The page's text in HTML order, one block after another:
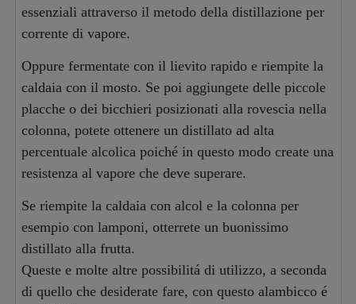
essenziali attraverso il metodo della distillazione per
corrente di vapore.
Oppure fermentate con il lievito rapido e riempite la
caldaia con il mosto. Se poi aggiungete delle piccole
placche o dei bicchieri posizionati alla rovescia nella
colonna, potete ottenere un distillato ad alta
percentuale alcolica poiché in questo modo create una
resistenza al vapore che deve superare.
Se riempite la caldaia con alcol e la colonna per
esempio con lamponi, otterrete un buonissimo
distillato alla frutta.
Queste e molte altre possibilitá di utilizzo, a seconda
di quello che desiderate fare, con questo alambicco é